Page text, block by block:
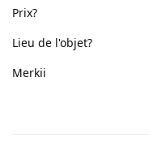
Prix?
Lieu de l'objet?
Merkii